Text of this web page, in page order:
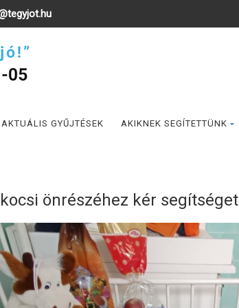
AKTUÁLIS GYŰJTÉSEK AKIKNEK SEGÍTETTÜNK
önrészéhez kér segítséget